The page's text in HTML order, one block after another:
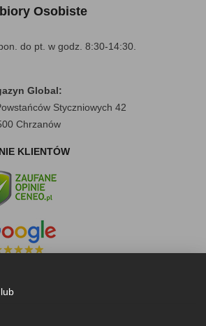
Osobiste
do pt. w godz. 8:30-14:30.
Global:
Styczniowych 42
Chrzanów
KLIENTÓW